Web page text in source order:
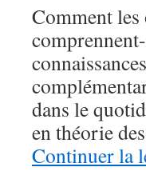
Comment
dans le
en théorie
Continuer la